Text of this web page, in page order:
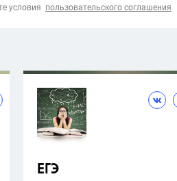
условия пользовательского соглашения
ЕГЭ